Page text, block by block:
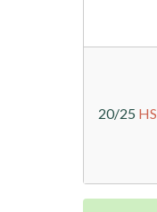
20/25 HS